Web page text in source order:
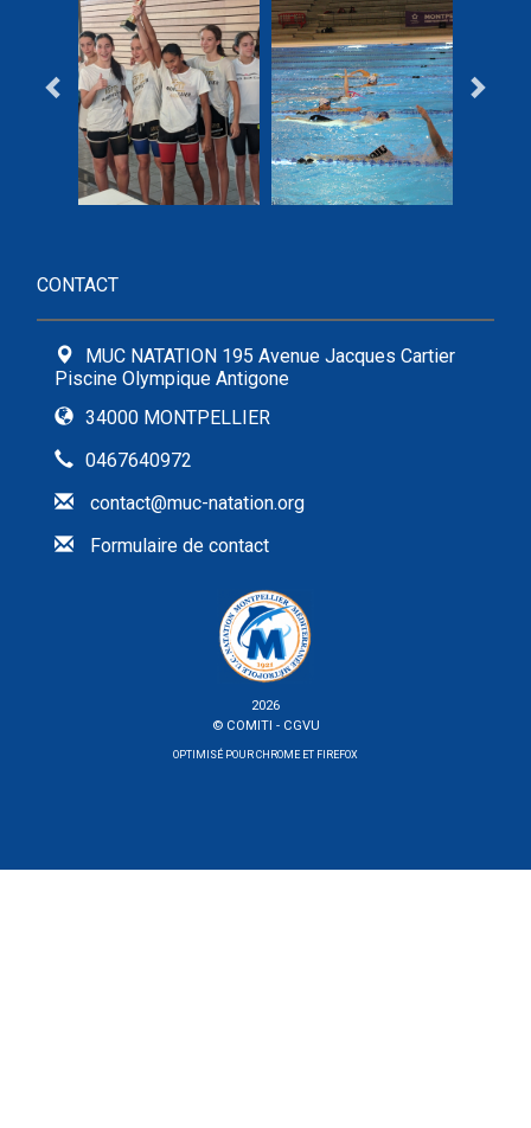
CONTACT
MUC NATATION 195 Avenue Jacques Cartier
Piscine Olympique Antigone
34000 MONTPELLIER
0467640972
contact@muc-natation.org
Formulaire de contact
2026
© COMITI - CGVU
OPTIMISÉ POUR CHROME ET FIREFOX